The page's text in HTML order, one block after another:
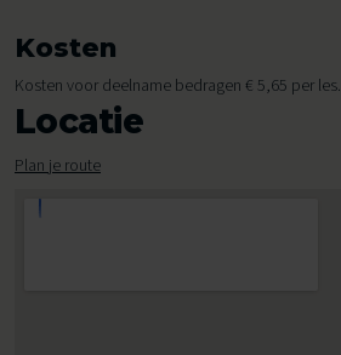
Kosten
Kosten voor deelname bedragen € 5,65 per les.
Locatie
Plan je route